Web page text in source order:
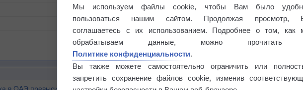
Мы используем файлы cookie, чтобы Вам было
пользоваться нашим сайтом. Продолжая просмотр,
соглашаетесь с их использованием. Подробнее о том, как
обрабатываем данные, можно прочитать
Политике конфиденциальности.
Вы также можете самостоятельно ограничить или
запретить сохранение файлов cookie, изменив